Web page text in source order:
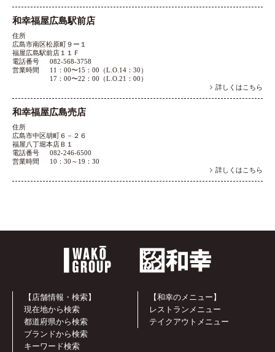
和幸福屋広島駅前店
住所
広島市南区松原町９ー１
福屋広島駅前店１１Ｆ
電話番号
082-568-3758
営業時間
11：00〜15：00（L.O.14：30）
17：00〜22：00（L.O.21：00）
詳しくはこちら
和幸福屋広島売店
住所
広島市中区胡町６－２６
福屋八丁堀本店Ｂ１
電話番号
082-246-6500
営業時間
10：30～19：30
詳しくはこちら
【店舗情報・検索】
現在地から検索
都道府県から検索
ブランドから検索
キーワード検索
【和幸のメニュー】
レストランメニュー
テイクアウトメニュー